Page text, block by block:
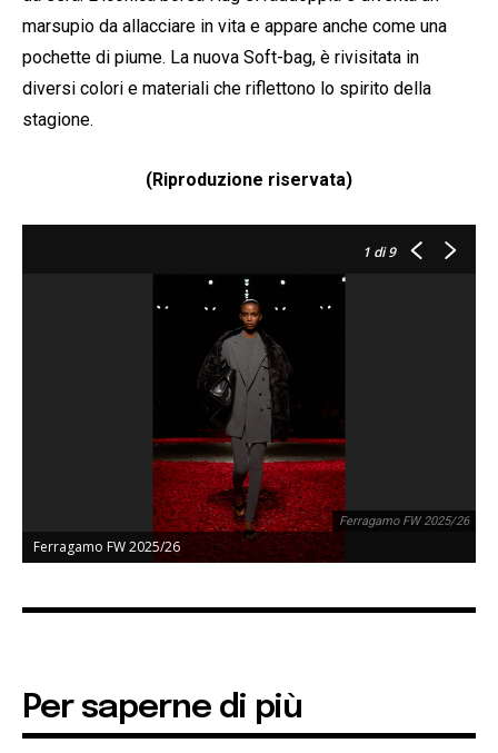
marsupio da allacciare in vita e appare anche come una
pochette di piume. La nuova Soft-bag, è rivisitata in
diversi colori e materiali che riflettono lo spirito della
stagione.
(Riproduzione riservata)
1 di 9
Ferragamo FW 2025/26
Ferragamo FW 2025/26
Per saperne di più